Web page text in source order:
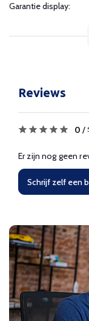
Garantie display:
Reviews
0 /
Er zijn nog geen
Schrijf zelf een